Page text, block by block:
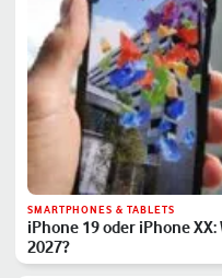
SMARTPHONES & TABLETS
iPhone 19 oder iPhone
2027?